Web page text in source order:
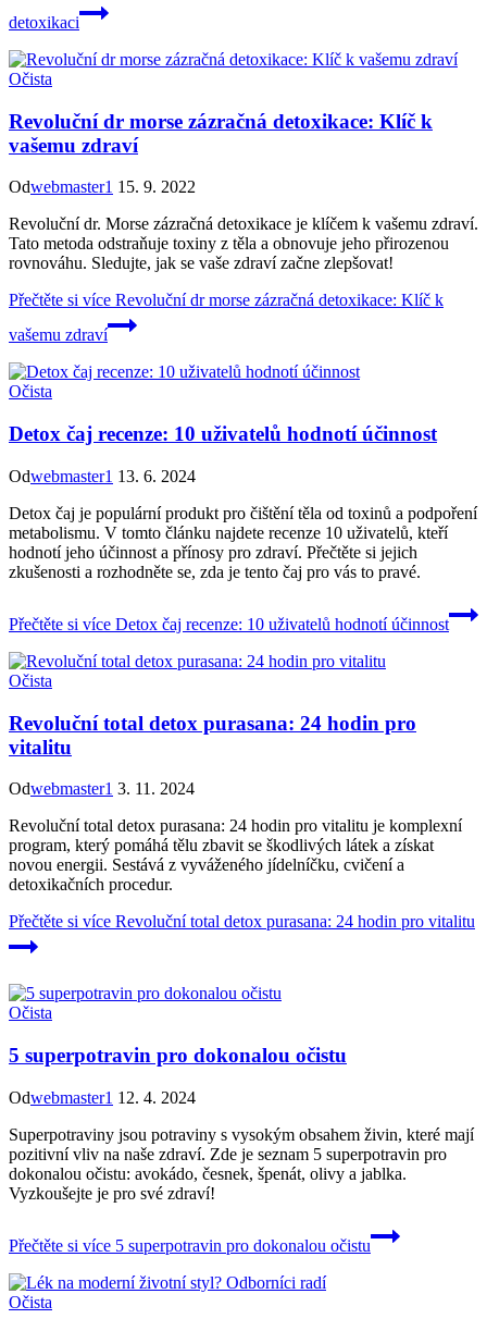
detoxikaci
Očista
Revoluční dr morse zázračná detoxikace: Klíč k
vašemu zdraví
Odwebmaster1 15. 9. 2022
Revoluční dr. Morse zázračná detoxikace je klíčem k vašemu zdraví.
Tato metoda odstraňuje toxiny z těla a obnovuje jeho přirozenou
rovnováhu. Sledujte, jak se vaše zdraví začne zlepšovat!
Přečtěte si více Revoluční dr morse zázračná detoxikace: Klíč k
vašemu zdraví
Očista
Detox čaj recenze: 10 uživatelů hodnotí účinnost
Odwebmaster1 13. 6. 2024
Detox čaj je populární produkt pro čištění těla od toxinů a podpoření
metabolismu. V tomto článku najdete recenze 10 uživatelů, kteří
hodnotí jeho účinnost a přínosy pro zdraví. Přečtěte si jejich
zkušenosti a rozhodněte se, zda je tento čaj pro vás to pravé.
Přečtěte si více Detox čaj recenze: 10 uživatelů hodnotí účinnost
Očista
Revoluční total detox purasana: 24 hodin pro
vitalitu
Odwebmaster1 3. 11. 2024
Revoluční total detox purasana: 24 hodin pro vitalitu je komplexní
program, který pomáhá tělu zbavit se škodlivých látek a získat
novou energii. Sestává z vyváženého jídelníčku, cvičení a
detoxikačních procedur.
Přečtěte si více Revoluční total detox purasana: 24 hodin pro vitalitu
Očista
5 superpotravin pro dokonalou očistu
Odwebmaster1 12. 4. 2024
Superpotraviny jsou potraviny s vysokým obsahem živin, které mají
pozitivní vliv na naše zdraví. Zde je seznam 5 superpotravin pro
dokonalou očistu: avokádo, česnek, špenát, olivy a jablka.
Vyzkoušejte je pro své zdraví!
Přečtěte si více 5 superpotravin pro dokonalou očistu
Očista